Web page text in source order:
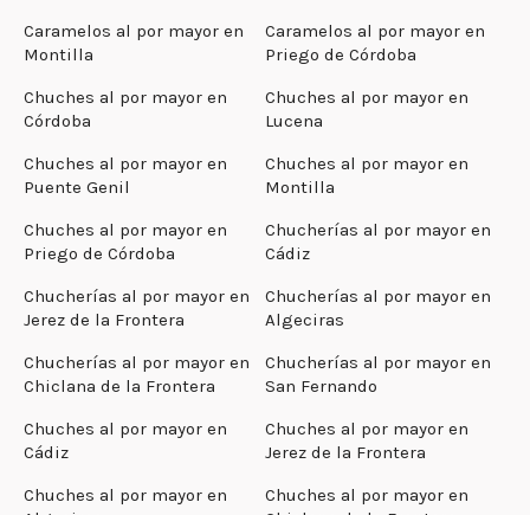
Caramelos al por mayor en
Montilla
Caramelos al por mayor en
Priego de Córdoba
Chuches al por mayor en
Córdoba
Chuches al por mayor en
Lucena
Chuches al por mayor en
Puente Genil
Chuches al por mayor en
Montilla
Chuches al por mayor en
Priego de Córdoba
Chucherías al por mayor en
Cádiz
Chucherías al por mayor en
Jerez de la Frontera
Chucherías al por mayor en
Algeciras
Chucherías al por mayor en
Chiclana de la Frontera
Chucherías al por mayor en
San Fernando
Chuches al por mayor en
Cádiz
Chuches al por mayor en
Jerez de la Frontera
Chuches al por mayor en
Chuches al por mayor en